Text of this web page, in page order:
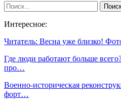
Интересное:
Читатель: Весна уже близко!
Где люди работают больше
про…
Военно-историческая
форт…